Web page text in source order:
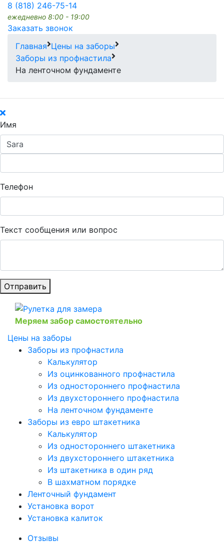
8 (818) 246-75-14
ежедневно 8:00 - 19:00
Заказать звонок
Главная Цены на заборы
Заборы из профнастила
На ленточном фундаменте
Имя
Телефон
Текст сообщения или вопрос
Отправить
Меряем забор самостоятельно
Цены на заборы
Заборы из профнастила
Калькулятор
Из оцинкованного профнастила
Из одностороннего профнастила
Из двухстороннего профнастила
На ленточном фундаменте
Заборы из евро штакетника
Калькулятор
Из одностороннего штакетника
Из двухстороннего штакетника
Из штакетника в один ряд
В шахматном порядке
Ленточный фундамент
Установка ворот
Установка калиток
Отзывы